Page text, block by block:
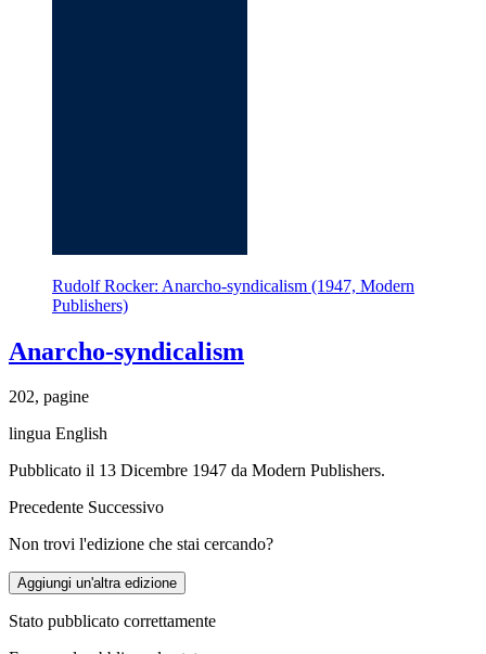
Rudolf Rocker: Anarcho-syndicalism (1947, Modern
Publishers)
Anarcho-syndicalism
202, pagine
lingua English
Pubblicato il 13 Dicembre 1947 da Modern Publishers.
Precedente Successivo
Non trovi l'edizione che stai cercando?
Aggiungi un'altra edizione
Stato pubblicato correttamente